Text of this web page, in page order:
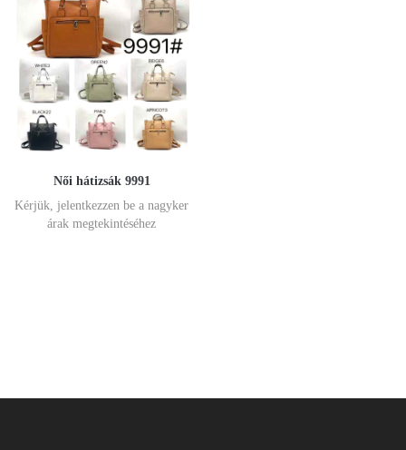
Női hátizsák 9991
Kérjük, jelentkezzen be a nagyker
árak megtekintéséhez